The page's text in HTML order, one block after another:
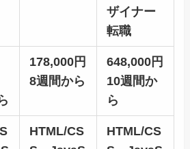
ザイナー
転職
178,000円
8週間から
648,000円
10週間か
ら
HTML/CS
HTML/CS